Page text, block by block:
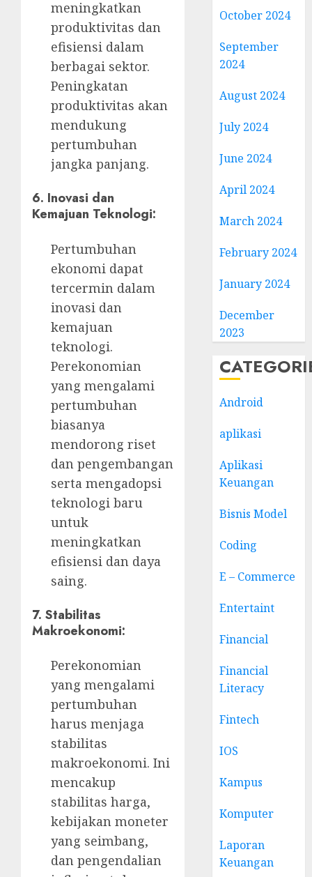
meningkatkan
produktivitas dan
efisiensi dalam
berbagai sektor.
Peningkatan
produktivitas akan
mendukung
pertumbuhan
jangka panjang.
6. Inovasi dan
Kemajuan Teknologi:
Pertumbuhan
ekonomi dapat
tercermin dalam
inovasi dan
kemajuan
teknologi.
Perekonomian
yang mengalami
pertumbuhan
biasanya
mendorong riset
dan pengembangan
serta mengadopsi
teknologi baru
untuk
meningkatkan
efisiensi dan daya
saing.
7. Stabilitas
Makroekonomi:
Perekonomian
yang mengalami
pertumbuhan
harus menjaga
stabilitas
makroekonomi. Ini
mencakup
stabilitas harga,
kebijakan moneter
yang seimbang,
dan pengendalian
October 2024
September
2024
August 2024
July 2024
June 2024
April 2024
March 2024
February 2024
January 2024
December
2023
Android
aplikasi
Aplikasi
Keuangan
Bisnis Model
Coding
E – Commerce
Entertaint
Financial
Financial
Literacy
Fintech
IOS
Kampus
Komputer
Laporan
Keuangan